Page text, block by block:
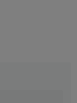
Habe jetzt
2
bleibt hell... bei